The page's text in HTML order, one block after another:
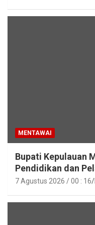
MENTAWAI
Bupati Kepulauan
Pendidikan dan
Tahun 2026
7 Agustus 2026 / 00 : 16